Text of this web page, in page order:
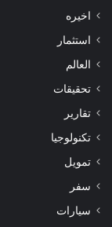
اخيره
استثمار
العالم
تحقيقات
تقارير
تكنولوجيا
تمويل
سفر
سيارات